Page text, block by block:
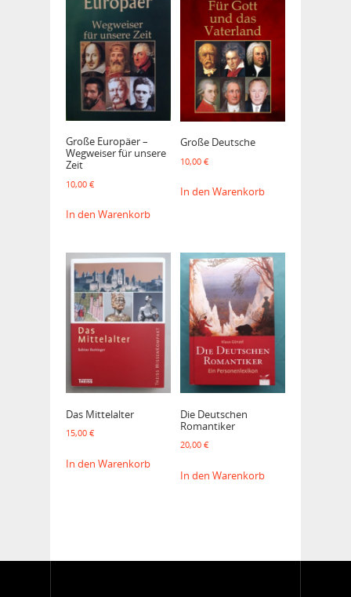
Große Europäer –
Wegweiser für unsere
Zeit
10,00 €
In den Warenkorb
Große Deutsche
10,00 €
In den Warenkorb
Das Mittelalter
15,00 €
In den Warenkorb
Die Deutschen
Romantiker
20,00 €
In den Warenkorb